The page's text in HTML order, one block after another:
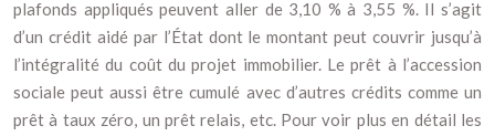
plafonds appliqués peuvent aller de 3,10 % à 3,55 %. Il s’agit
d’un crédit aidé par l’État dont le montant peut couvrir jusqu’à
l’intégralité du coût du projet immobilier. Le prêt à l’accession
sociale peut aussi être cumulé avec d’autres crédits comme un
prêt à taux zéro, un prêt relais, etc. Pour voir plus en détail les